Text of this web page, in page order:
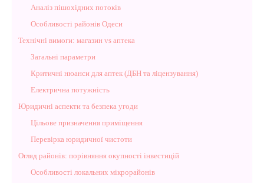
Аналіз пішохідних потоків
Особливості районів Одеси
Технічні вимоги: магазин vs аптека
Загальні параметри
Критичні нюанси для аптек (ДБН та ліцензування)
Електрична потужність
Юридичні аспекти та безпека угоди
Цільове призначення приміщення
Перевірка юридичної чистоти
Огляд районів: порівняння окупності інвестицій
Особливості локальних мікрорайонів